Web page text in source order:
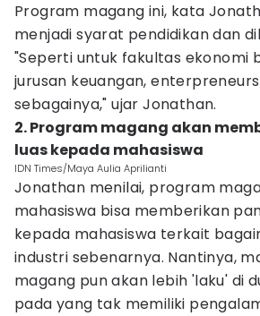
Program magang ini, kata
menjadi syarat pendidikan dan
"Seperti untuk fakultas ekonomi
jurusan keuangan,
sebagainya," ujar Jonathan.
2. Program magang akan
luas kepada mahasiswa
IDN Times/Maya Aulia Aprilianti
Jonathan menilai, program
mahasiswa bisa memberikan
kepada mahasiswa terkait
industri sebenarnya. Nantinya,
magang pun akan lebih 'laku' di
pada yang tak memiliki